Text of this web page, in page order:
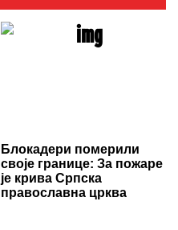
Блокадери померили
своје границе: За пожаре
је крива Српска
православна црква